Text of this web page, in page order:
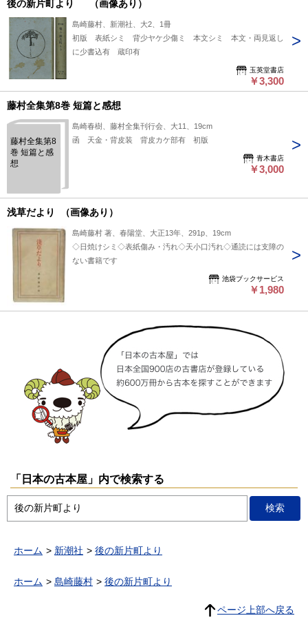
後の新片町より （画像あり）
島崎藤村、新潮社、大2、1冊
初版 表紙シミ 背少ヤケ少傷ミ 本文シミ 本文・両見返し
に少書込有 蔵印有
玉英堂書店
￥3,300
藤村全集第8巻 短篇と感想
藤村全集第8
巻 短篇と感
想
島崎春樹、藤村全集刊行会、大11、19cm
函 天金・背皮装 背皮カケ部有 初版
青木書店
￥3,000
浅草だより （画像あり）
島崎藤村 著、春陽堂、大正13年、291p、19cm
◇日焼けシミ◇表紙傷み・汚れ◇天小口汚れ◇通読には支障の
ない書籍です
池袋ブックサービス
￥1,980
「日本の古本屋」内で検索する
ホーム 新潮社 後の新片町より
ホーム 島崎藤村 後の新片町より
ページ上部へ戻る